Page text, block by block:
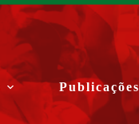
Publicações